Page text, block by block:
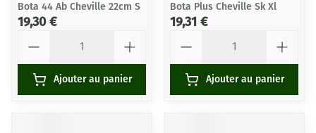
Bota 44 Ab Cheville 22cm S
19,30 €
Ajouter au panier
Bota Plus Cheville Sk Xl
19,31 €
Ajouter au panier